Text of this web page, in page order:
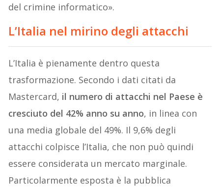
del crimine informatico».
L’Italia nel mirino degli attacchi
L’Italia è pienamente dentro questa
trasformazione. Secondo i dati citati da
Mastercard, il numero di attacchi nel Paese è
cresciuto del 42% anno su anno, in linea con
una media globale del 49%. Il 9,6% degli
attacchi colpisce l’Italia, che non può quindi
essere considerata un mercato marginale.
Particolarmente esposta è la pubblica